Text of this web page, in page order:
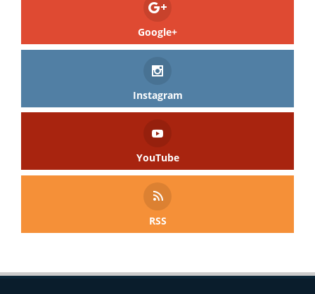
Google+
Instagram
YouTube
RSS